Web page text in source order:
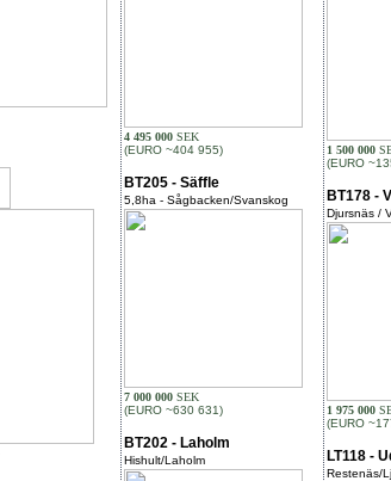
4 495 000SEK
(EURO ~404 955)
BT205 - Säffle
5,8ha - Sågbacken/Svanskog
7 000 000SEK
(EURO ~630 631)
BT202 - Laholm
Hishult/Laholm
1 500 000
(EURO
BT178 -
Djursnäs /
1 975 000
(EURO
LT118 -
Restenäs/